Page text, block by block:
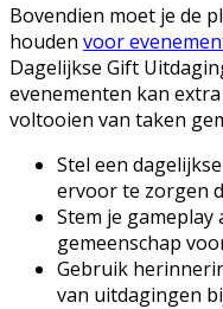
Bovendien moet je de
houden voor
Dagelijkse Gift
evenementen kan
voltooien van taken
Stel een
ervoor te zorgen
Stem je
gemeenschap
Gebruik
van uitdagingen